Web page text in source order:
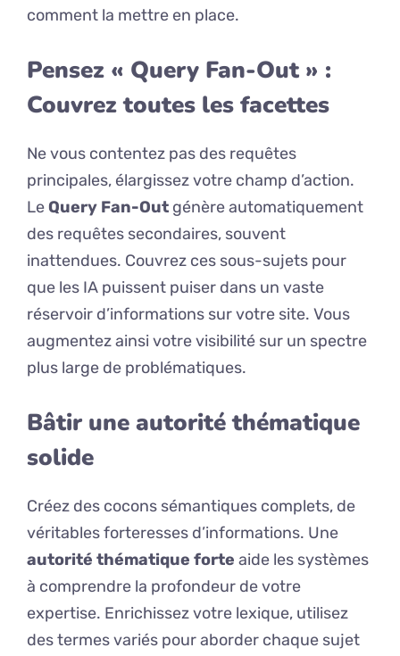
comment la mettre en place.
Pensez « Query Fan-Out » :
Couvrez toutes les facettes
Ne vous contentez pas des requêtes
principales, élargissez votre champ d’action.
LeQuery Fan-Out génère automatiquement
des requêtes secondaires, souvent
inattendues. Couvrez ces sous-sujets pour
que les IA puissent puiser dans un vaste
réservoir d’informations sur votre site. Vous
augmentez ainsi votre visibilité sur un spectre
plus large de problématiques.
Bâtir une autorité thématique
solide
Créez des cocons sémantiques complets, de
véritables forteresses d’informations. Une
autorité thématique forte aide les systèmes
à comprendre la profondeur de votre
expertise. Enrichissez votre lexique, utilisez
des termes variés pour aborder chaque sujet